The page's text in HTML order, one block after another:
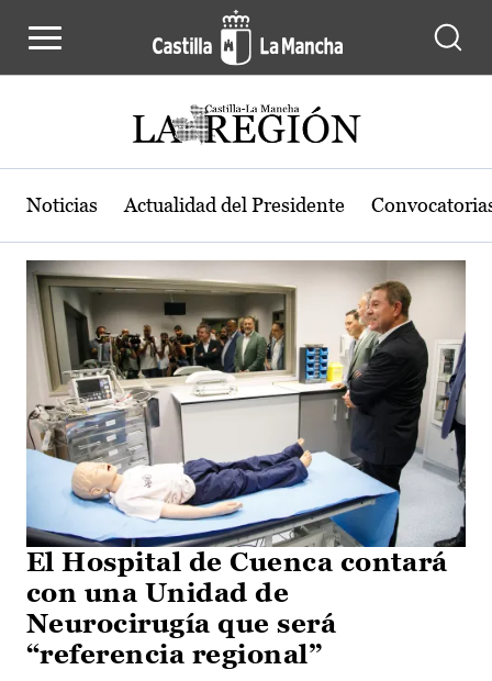
Actualidad de la región de Castilla-
Noticias Actualidad del Presidente
El Hospital de Cuenca contará
con una Unidad de
Neurocirugía que será
“referencia regional”